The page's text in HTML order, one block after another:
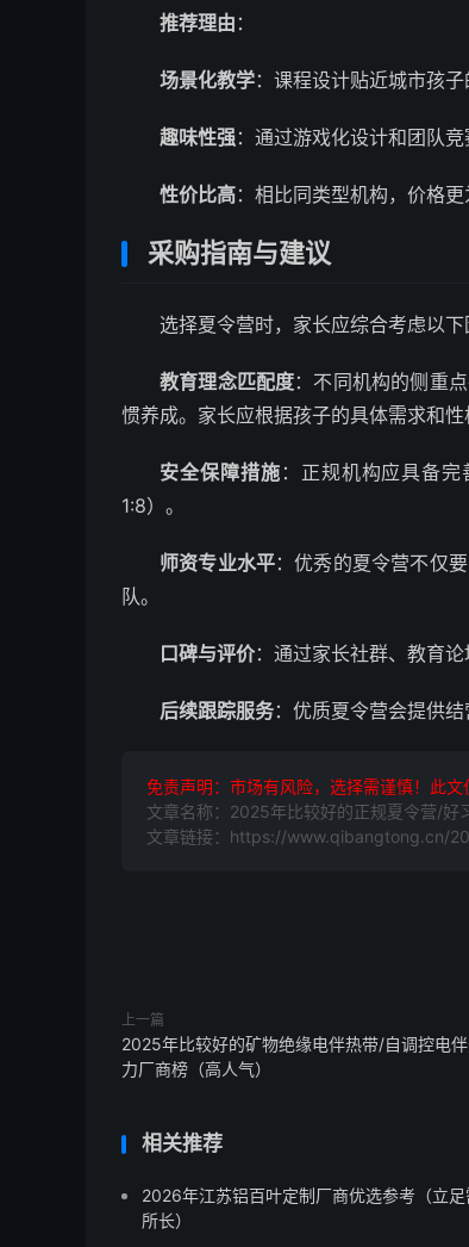
推荐理由 ：
场景化教学：课程设计贴近城市孩
趣味性强：通过游戏化设计和团队
性价比高：相比同类型机构，价格
采购指南与建议
选择夏令营时，家长应综合考虑以下
教育理念匹配度：不同机构的侧重
惯养成。家长应根据孩子的具体需求和性
安全保障措施 ：正规机构应具备
1:8）。
师资专业水平：优秀的夏令营不仅
队。
口碑与评价：通过家长社群、教育
后续跟踪服务：优质夏令营会提供
免责声明：市场有风险，选择需谨慎！此
文章名称：2025年比较好的正规夏令营/好
文章链接：https://www.qibangtong.cn/
上一篇
2025年比较好的矿物绝缘电伴热带/自调控电
力厂商榜（高人气）
相关推荐
2026年江苏铝百叶定制厂商优选参考（立
所长）